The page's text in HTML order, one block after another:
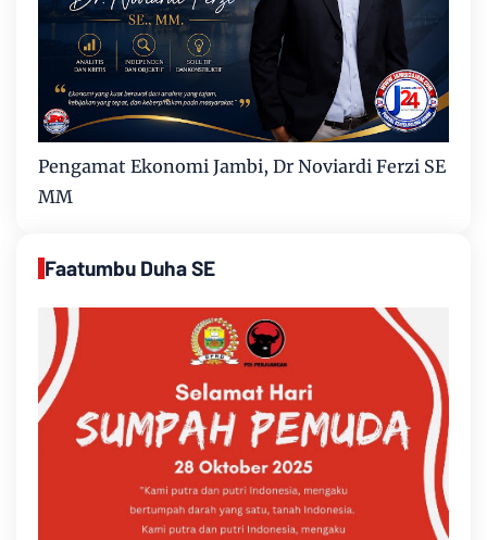
Pengamat Ekonomi Jambi, Dr Noviardi Ferzi SE
MM
Faatumbu Duha SE